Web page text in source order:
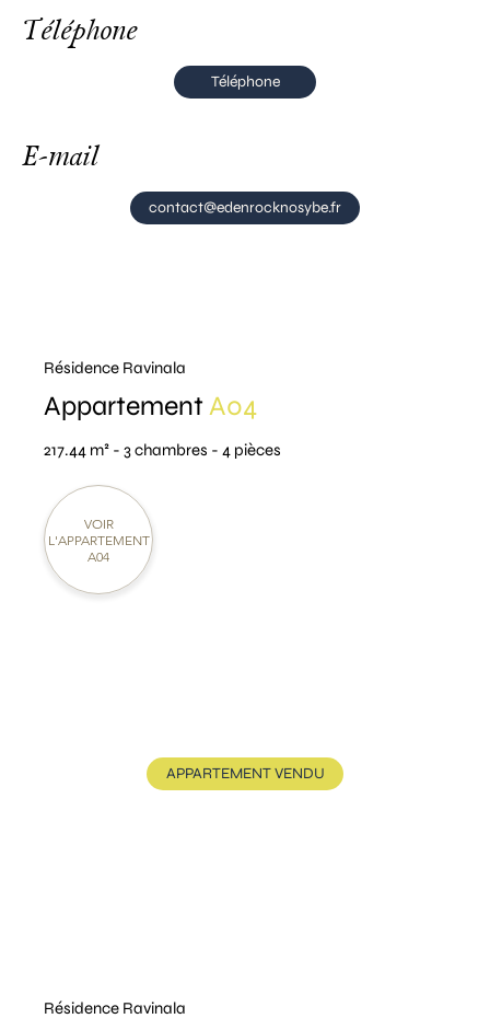
Téléphone
Téléphone
E-mail
contact@edenrocknosybe.fr
Résidence Ravinala
APPARTEMENT VENDU
AppartementA04
Résidence Ravinala
217.44 m² - 3 chambres - 4 pièces
VOIR
L'APPARTEMENT
A04